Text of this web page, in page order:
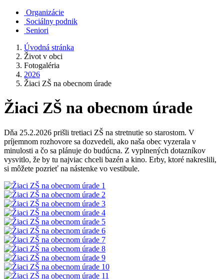
Organizácie
Sociálny podnik
Seniori
Úvodná stránka
Život v obci
Fotogaléria
2026
Žiaci ZŠ na obecnom úrade
Žiaci ZŠ na obecnom úrade
Dňa 25.2.2026 prišli tretiaci ZŠ na stretnutie so starostom. V
príjemnom rozhovore sa dozvedeli, ako naša obec vyzerala v
minulosti a čo sa plánuje do budúcna. Z vyplnených dotazníkov
vysvitlo, že by tu najviac chceli bazén a kino. Erby, ktoré nakreslili,
si môžete pozrieť na nástenke vo vestibule.